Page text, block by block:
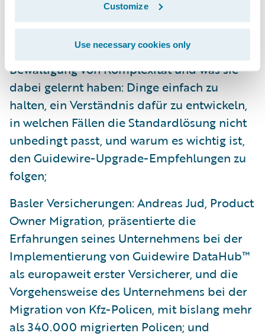
Customize
Use necessary cookies only
sprach über den Transformationsprozess
der Gewerbe- und Industriesparten von
Aviva, ihre Vorgehensweise bei der
Bewältigung von Komplexität und was sie
dabei gelernt haben: Dinge einfach zu
halten, ein Verständnis dafür zu entwickeln,
in welchen Fällen die Standardlösung nicht
unbedingt passt, und warum es wichtig ist,
den Guidewire-Upgrade-Empfehlungen zu
folgen;
Basler Versicherungen: Andreas Jud, Product
Owner Migration, präsentierte die
Erfahrungen seines Unternehmens bei der
Implementierung von Guidewire DataHub™
als europaweit erster Versicherer, und die
Vorgehensweise des Unternehmens bei der
Migration von Kfz-Policen, mit bislang mehr
als 340.000 migrierten Policen; und